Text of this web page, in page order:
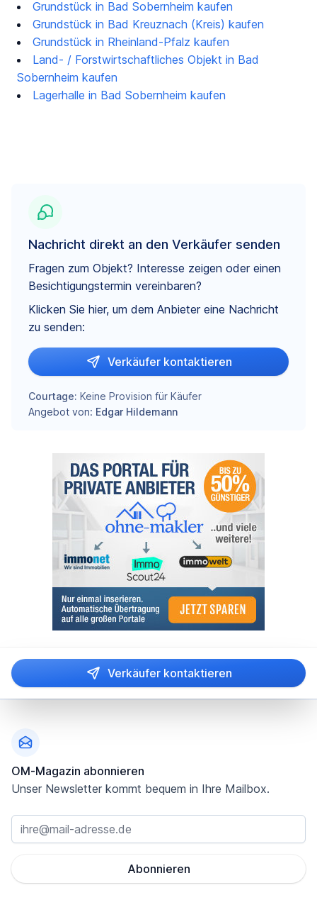
Grundstück in Bad Sobernheim kaufen
Grundstück in Bad Kreuznach (Kreis) kaufen
Grundstück in Rheinland-Pfalz kaufen
Land- / Forstwirtschaftliches Objekt in Bad
Sobernheim kaufen
Lagerhalle in Bad Sobernheim kaufen
Nachricht direkt an den Verkäufer senden
Fragen zum Objekt? Interesse zeigen oder einen
Besichtigungstermin vereinbaren?
Klicken Sie hier, um dem Anbieter eine Nachricht
zu senden:
Verkäufer kontaktieren
Courtage: Keine Provision für Käufer
Angebot von: Edgar Hildemann
Verkäufer kontaktieren
OM-Magazin abonnieren
Unser Newsletter kommt bequem in Ihre Mailbox.
Abonnieren